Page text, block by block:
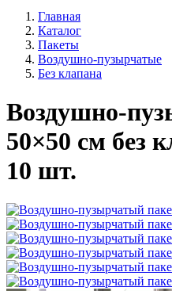
Главная
Каталог
Пакеты
Воздушно-пузырчатые
Без клапана
Воздушно-
50×50 см без
10 шт.